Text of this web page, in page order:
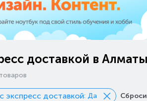
доставкой в Алматы
экспресс доставкой: Да